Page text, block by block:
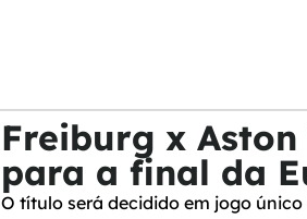
Freiburg x
para a final da
O título será decidido em jogo